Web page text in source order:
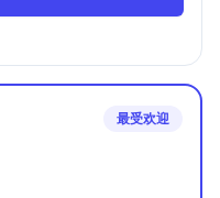
最受欢迎